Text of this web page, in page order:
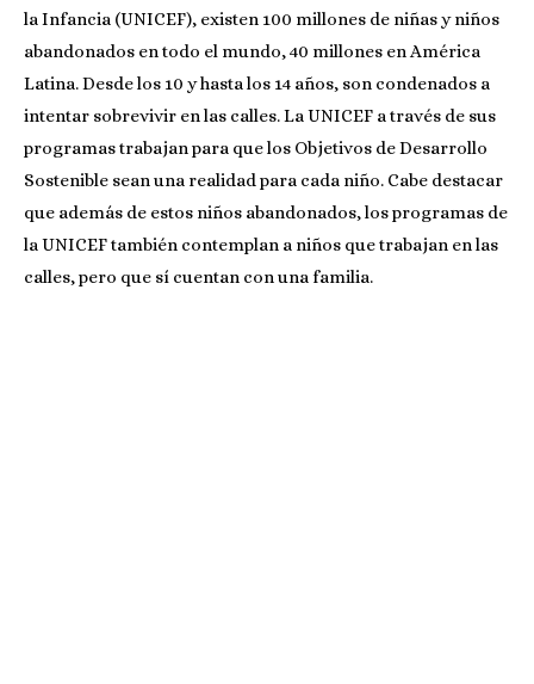
la Infancia (UNICEF), existen 100 millones de niñas y niños
abandonados en todo el mundo, 40 millones en América
Latina. Desde los 10 y hasta los 14 años, son condenados a
intentar sobrevivir en las calles. La UNICEF a través de sus
programas trabajan para que los Objetivos de Desarrollo
Sostenible sean una realidad para cada niño. Cabe destacar
que además de estos niños abandonados, los programas de
la UNICEF también contemplan a niños que trabajan en las
calles, pero que sí cuentan con una familia.